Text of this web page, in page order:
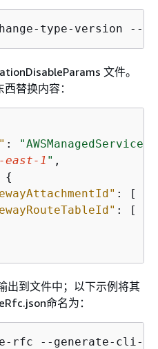
type-version --
文件。
替换内容：
:
east-1 " ,
{
: [
: [
出到文件中；以下示例将其
命名为：
rfc --generate-cli-